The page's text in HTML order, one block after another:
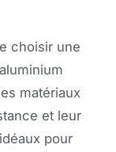
choisir une
matériaux
et leur
pour